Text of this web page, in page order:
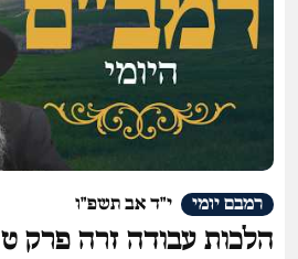
י"ד אב תשפ"ו רמבם יומי
הלכות עבודה זרה פרק ט